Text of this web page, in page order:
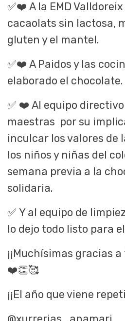
✅❤️ A la EMD
cacaolats sin lactosa,
gluten y el mantel.
✅❤️ A Paidos y las
elaborado el chocolate.
✅ ❤️ Al equipo directivo
maestras por su
inculcar los valores de
los niños y niñas del
semana previa a la
solidaria.
✅ Y al equipo de
lo dejo todo listo para
¡¡Muchísimas gracias a
❤️👏🥰
¡¡El año que viene